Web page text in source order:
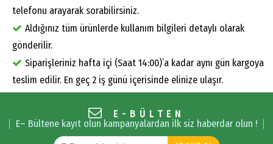
telefonu arayarak sorabilirsiniz.
Aldığınız tüm ürünlerde kullanım bilgileri detaylı olarak
gönderilir.
Siparişleriniz hafta içi (Saat 14:00)’a kadar aynı gün kargoya
teslim edilir. En geç 2 iş günü içerisinde elinize ulaşır.
E-BÜLTEN
E– Bültene kayıt olun kampanyalardan ilk siz haberdar olun !